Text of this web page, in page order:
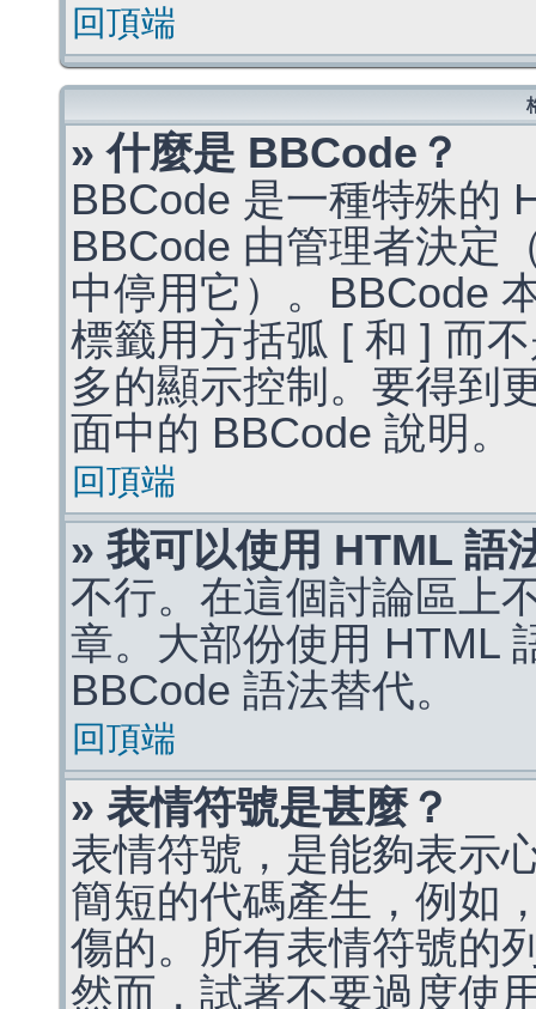
回頂端
» 什麼是 BBCode？
BBCode 是一種特殊的
BBCode 由管理者決定
中停用它）。BBCode
標籤用方括弧 [ 和 ] 而
多的顯示控制。要得到
面中的 BBCode 說明。
回頂端
» 我可以使用 HTML 語
不行。在這個討論區上
章。大部份使用 HTML
BBCode 語法替代。
回頂端
» 表情符號是甚麼？
表情符號，是能夠表示
簡短的代碼產生，例如
傷的。所有表情符號的
然而，試著不要過度使